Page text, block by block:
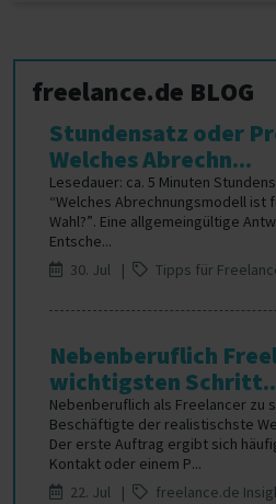
freelance.de BLOG
Stundensatz oder
Welches Abrechn...
Lesedauer: ca. 5 Minuten
“Welches Abrechnungsmodell ist
Wahl?”. Eine allgemeingültige
Entsche...
30. Jul |
Tipps für
Nebenberuflich
wichtigsten
Nebenberuflich als Freelancer zu
Beschäftigte der realistischste
Der erste Auftrag ergibt sich
Kontakt oder einem P...
22. Jul |
freelance.de